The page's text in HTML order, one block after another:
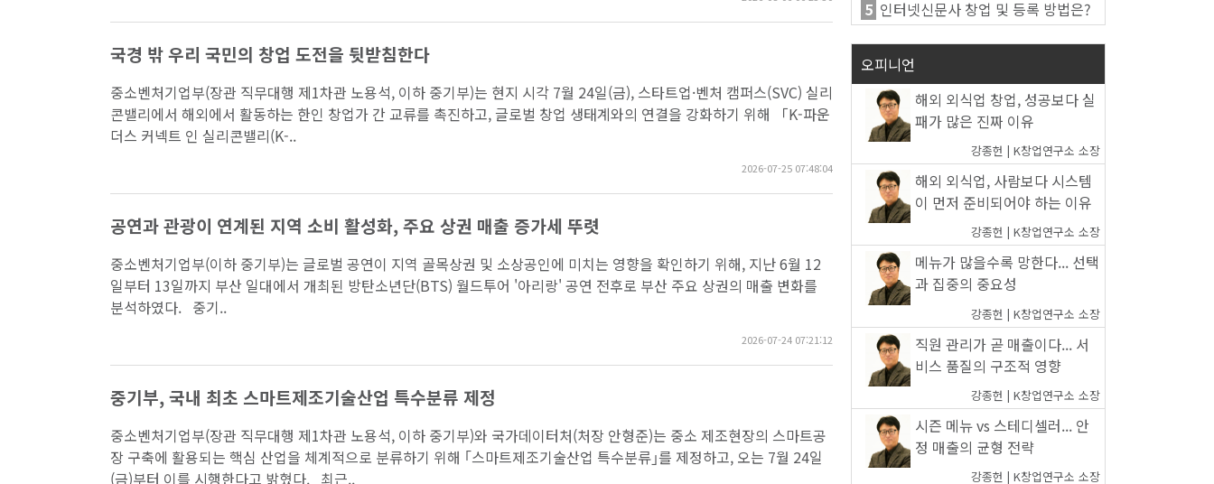
국경 밖 우리 국민의 창업 도전을 뒷받침한다
중소벤처기업부(장관 직무대행 제1차관 노용석, 이하 중기부)는 현지 시각 7월 24일(금), 스타트업·벤처 캠퍼스(SVC) 실리
콘밸리에서 해외에서 활동하는 한인 창업가 간 교류를 촉진하고, 글로벌 창업 생태계와의 연결을 강화하기 위해 「K-파운
더스 커넥트 인 실리콘밸리(K-..
2026-07-25 07:48:04
공연과 관광이 연계된 지역 소비 활성화, 주요 상권 매출 증가세 뚜렷
중소벤처기업부(이하 중기부)는 글로벌 공연이 지역 골목상권 및 소상공인에 미치는 영향을 확인하기 위해, 지난 6월 12
일부터 13일까지 부산 일대에서 개최된 방탄소년단(BTS) 월드투어 '아리랑' 공연 전후로 부산 주요 상권의 매출 변화를
분석하였다. 중기..
2026-07-24 07:21:12
중기부, 국내 최초 스마트제조기술산업 특수분류 제정
중소벤처기업부(장관 직무대행 제1차관 노용석, 이하 중기부)와 국가데이터처(처장 안형준)는 중소 제조현장의 스마트공
장 구축에 활용되는 핵심 산업을 체계적으로 분류하기 위해 ｢스마트제조기술산업 특수분류｣를 제정하고, 오는 7월 24일
(금)부터 이를 시행한다고 밝혔다. 최근..
5 인터넷신문사 창업 및 등록 방법은?
오피니언
해외 외식업 창업, 성공보다 실
패가 많은 진짜 이유
강종헌 | K창업연구소 소장
해외 외식업, 사람보다 시스템
이 먼저 준비되어야 하는 이유
강종헌 | K창업연구소 소장
메뉴가 많을수록 망한다... 선택
과 집중의 중요성
강종헌 | K창업연구소 소장
직원 관리가 곧 매출이다... 서
비스 품질의 구조적 영향
강종헌 | K창업연구소 소장
시즌 메뉴 vs 스테디셀러... 안
정 매출의 균형 전략
강종헌 | K창업연구소 소장